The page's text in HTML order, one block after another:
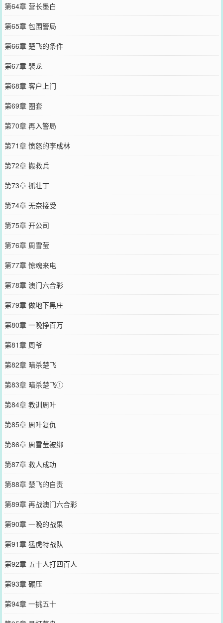
第64章 营长墨白
第65章 包围警局
第66章 楚飞的条件
第67章 裴龙
第68章 客户上门
第69章 圈套
第70章 再入警局
第71章 愤怒的李成林
第72章 搬救兵
第73章 抓壮丁
第74章 无奈接受
第75章 开公司
第76章 周雪莹
第77章 惊魂来电
第78章 澳门六合彩
第79章 做地下黑庄
第80章 一晚挣百万
第81章 周爷
第82章 暗杀楚飞
第83章 暗杀楚飞①
第84章 教训周叶
第85章 周叶复仇
第86章 周雪莹被绑
第87章 救人成功
第88章 楚飞的自责
第89章 再战澳门六合彩
第90章 一晚的战果
第91章 猛虎特战队
第92章 五十人打四百人
第93章 碾压
第94章 一挑五十